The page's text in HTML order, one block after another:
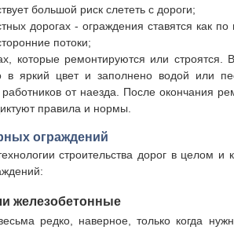
большой риск слететь с дороги;
дорогах - ограждения ставятся как
потоки;
которые ремонтируются или
в яркий цвет и заполнено водой или
от наезда. После окончания
правила и нормы.
ограждений
строительства дорог в целом
железобетонные
редко, наверное, только когда